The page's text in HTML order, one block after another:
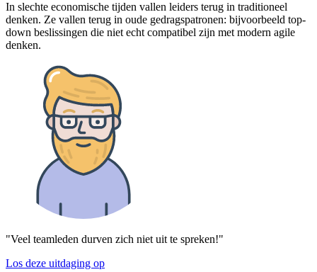
In slechte economische tijden vallen leiders terug in traditioneel
denken. Ze vallen terug in oude gedragspatronen: bijvoorbeeld top-
down beslissingen die niet echt compatibel zijn met modern agile
denken.
"Veel teamleden durven zich niet uit te spreken!"
Los deze uitdaging op